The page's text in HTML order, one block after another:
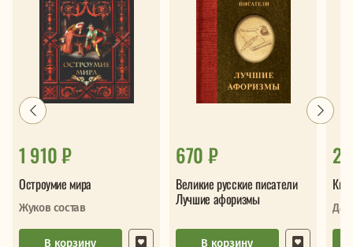
1 910 ₽
Остроумие мира
Жуков состав
В корзину
670 ₽
Великие русские писатели
Лучшие афоризмы
В корзину
2